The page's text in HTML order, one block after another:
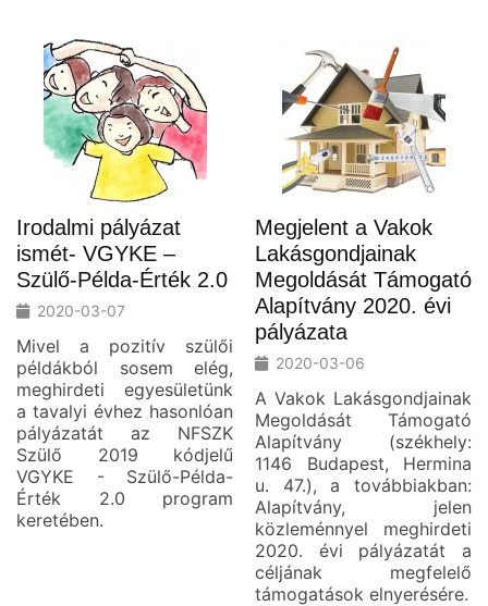
Irodalmi pályázat
ismét- VGYKE –
Szülő-Példa-Érték 2.0
2020-03-07
Mivel a pozitív szülői
példákból sosem elég,
meghirdeti egyesületünk
a tavalyi évhez hasonlóan
pályázatát az NFSZK
Szülő 2019 kódjelű
VGYKE - Szülő-Példa-
Érték 2.0 program
keretében.
Megjelent a Vakok
Lakásgondjainak
Megoldását Támogató
Alapítvány 2020. évi
pályázata
2020-03-06
A Vakok Lakásgondjainak
Megoldását Támogató
Alapítvány (székhely:
1146 Budapest, Hermina
u. 47.), a továbbiakban:
Alapítvány, jelen
közleménnyel meghirdeti
2020. évi pályázatát a
céljának megfelelő
támogatások elnyerésére.